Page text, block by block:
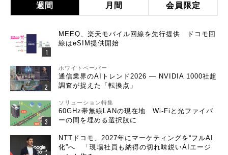
週間 月間 会員限定
MEEQ、楽天モバイル回線を先行提供 ドコモ回
線はeSIM提供開始
ホワイトペーパー
通信業界のAIトレンド2026 ― NVIDIA 1000社超
調査が捉えた「転換点」
ソリューション特集
60GHz帯無線LANの現在地 Wi-Fiと光ファイバ
ーの間を埋める選択肢に
NTTドコモ、2027年にマーケティングを“フルAI
化”へ 「現場社員も納得の切れ味鋭いAIエージ